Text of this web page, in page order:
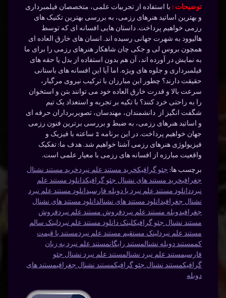
توضیحات : با استفاده از تجربیات علمی، متخصصان فیلمبرداری
و بهترین اساتید هنرهای رزمی، به بررسی بهترین تکنیک های
رزمی خواهیم پرداخت. داستان هایی افسانه ای که توسط
هالیوود به شهرت جهانی رسیده اند. انسان های خارق العاده ای
همچون بروس لی و جکی چان شاهکار هنرهای رزمی را برای ما
به نمایش در آورده اند، آن هم بدون استفاده از بدل یا حقه های
فیلمبرداری و جلوه های ویژه. اما آیا این افسانه های باستانی
حقیقت دارند؟ چطور این مبارزان با ترکیب نیروی مرگبار،
سرعت بالا و قدرت خارق العاده خود می توانند بتن و استخوان
را به راحتی خرد کنند؟ با تکیه بر تجربه و استعداد یک تیم
شگفت انگیز از دانشمندان، مهندسان، تصویربرداران حرفه ای
و اساتید هنرهای رزمی، به ضبط و بررسی برترین فنون رزمی
جهان خواهیم پرداخت. در این برنامه 2 ساعته با فیزیک و
فیزیولوژی هنرهای رزمی آشنا خواهیم شد. هدف ما: تفکیک
واقعیت مبارزه از افسانه های رزمی با معیار علمی است.
برچسب ها:جئو گرافیکخرید مستند علم نبردخرید مستند نشنال
جغرافیخرید مستند های نشنال جئو گرافیکدانلود مستند علم
نبرددانلود مستند علم نبرد با دوبله فارسیدانلود مستند علم نبرد
نشنال جغرافیدانلود مستند های نشنالدانلود مستند های نشنال
جغرافیدوبله مستند علم نبردفروش مستند علم نبردفروش
مستند نشنال جئو گرافیکلینک دانلود مستند علم نبردلینک سالم
مستند علم نبردلینک مستقیم مستند علم نبردمستند با قیمت
کممستند دوبله نشنالمستند رایگانمستند علم نبرد به زبان
فارسیمستند علم نبرد نشنالمستند علم نبرد نشنال جئو
گرافیکمستند نشنال جئو گرافیکمستند نشنال جغرافیمستند های
دوبله